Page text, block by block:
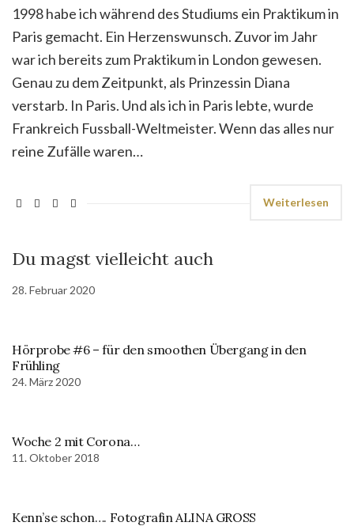
1998 habe ich während des Studiums ein Praktikum in
Paris gemacht. Ein Herzenswunsch. Zuvor im Jahr
war ich bereits zum Praktikum in London gewesen.
Genau zu dem Zeitpunkt, als Prinzessin Diana
verstarb. In Paris. Und als ich in Paris lebte, wurde
Frankreich Fussball-Weltmeister. Wenn das alles nur
reine Zufälle waren…
Weiterlesen
Du magst vielleicht auch
28. Februar 2020
Hörprobe #6 – für den smoothen Übergang in den
Frühling
24. März 2020
Woche 2 mit Corona…
11. Oktober 2018
Kenn’se schon…. Fotografin ALINA GROSS